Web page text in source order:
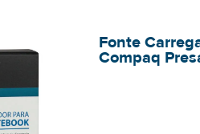
Fonte
Compaq